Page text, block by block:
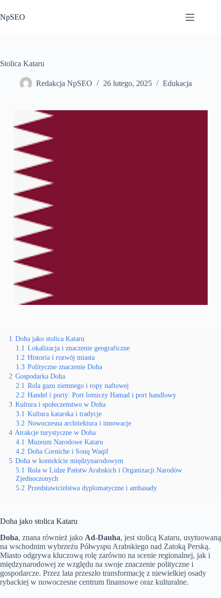
do
treści
NpSEO
Stolica Kataru
Redakcja NpSEO 26 lutego, 2025 Edukacja
1 Doha jako stolica Kataru
1.1 Lokalizacja i znaczenie geograficzne
1.2 Historia i rozwój miasta
1.3 Polityczne znaczenie Doha
2 Gospodarka Doha
2.1 Rola gazu ziemnego i ropy naftowej
2.2 Handel i porty: Port lotniczy Hamad i port handlowy
3 Kultura i społeczeństwo w Doha
3.1 Kultura katarska i tradycje
3.2 Nowoczesna architektura i innowacje
4 Atrakcje turystyczne w Doha
4.1 Muzeum Narodowe Kataru
4.2 Doha Corniche i Souq Waqif
5 Doha w kontekście międzynarodowym
5.1 Rola w Lidze Państw Arabskich i Organizacji Narodów
Zjednoczonych
5.2 Przedstawicielstwa dyplomatyczne i ambasady
Doha jako stolica Kataru
Doha, znana również jako Ad-Dauha, jest stolicą Kataru, usytuowaną
na wschodnim wybrzeżu Półwyspu Arabskiego nad Zatoką Perską.
Miasto odgrywa kluczową rolę zarówno na scenie regionalnej, jak i
międzynarodowej ze względu na swoje znaczenie polityczne i
gospodarcze. Przez lata przeszło transformację z niewielkiej osady
rybackiej w nowoczesne centrum finansowe oraz kulturalne.